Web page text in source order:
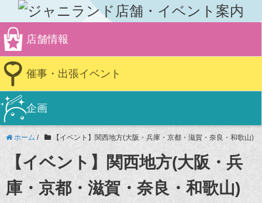
店舗情報
催事・出張イベント
企画
ホーム / 【イベント】関西地方(大阪・兵庫・京都・滋賀・奈良・和歌山)
【イベント】関西地方(大阪・兵
庫・京都・滋賀・奈良・和歌山)